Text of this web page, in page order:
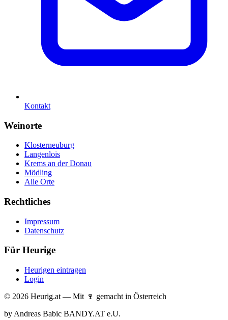
Kontakt
Weinorte
Klosterneuburg
Langenlois
Krems an der Donau
Mödling
Alle Orte
Rechtliches
Impressum
Datenschutz
Für Heurige
Heurigen eintragen
Login
© 2026 Heurig.at — Mit 🍷 gemacht in Österreich
by Andreas Babic BANDY.AT e.U.